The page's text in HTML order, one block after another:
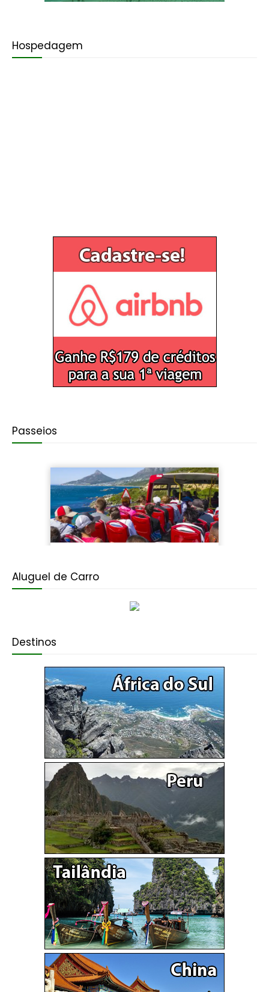
Hospedagem
Passeios
Aluguel de Carro
Destinos